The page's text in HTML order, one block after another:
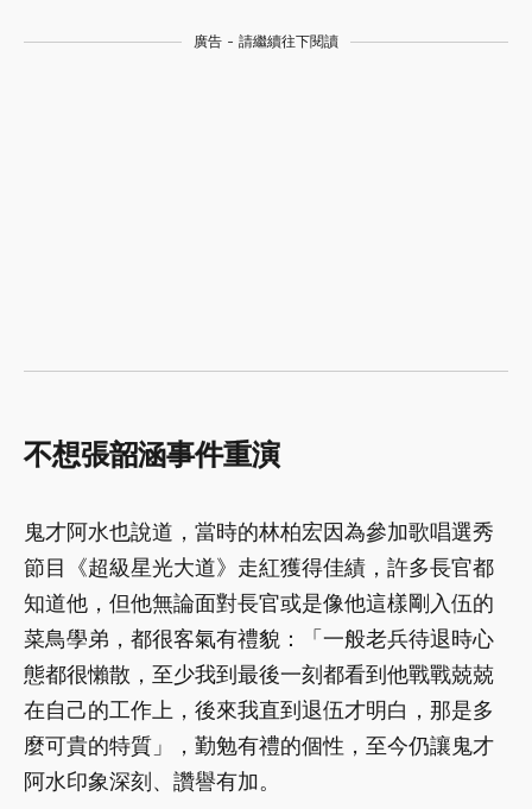
廣告 - 請繼續往下閱讀
不想張韶涵事件重演
鬼才阿水也說道，當時的林柏宏因為參加歌唱選秀
節目《超級星光大道》走紅獲得佳績，許多長官都
知道他，但他無論面對長官或是像他這樣剛入伍的
菜鳥學弟，都很客氣有禮貌：「一般老兵待退時心
態都很懶散，至少我到最後一刻都看到他戰戰兢兢
在自己的工作上，後來我直到退伍才明白，那是多
麼可貴的特質」，勤勉有禮的個性，至今仍讓鬼才
阿水印象深刻、讚譽有加。